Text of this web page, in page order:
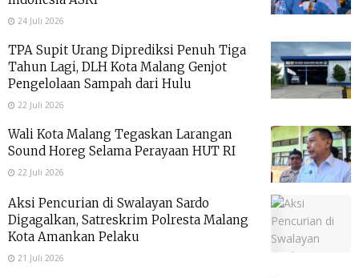
24 Juli 2026
TPA Supit Urang Diprediksi Penuh Tiga
Tahun Lagi, DLH Kota Malang Genjot
Pengelolaan Sampah dari Hulu
22 Juli 2026
Wali Kota Malang Tegaskan Larangan
Sound Horeg Selama Perayaan HUT RI
22 Juli 2026
Aksi Pencurian di Swalayan Sardo
Digagalkan, Satreskrim Polresta Malang
Kota Amankan Pelaku
21 Juli 2026